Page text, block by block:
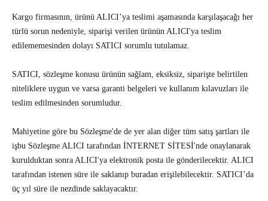
Kargo firmasının, ürünü ALICI’ya teslimi aşamasında karşılaşacağı her
türlü sorun nedeniyle, siparişi verilen ürünün ALICI'ya teslim
edilememesinden dolayı SATICI sorumlu tutulamaz.
SATICI, sözleşme konusu ürünün sağlam, eksiksiz, siparişte belirtilen
niteliklere uygun ve varsa garanti belgeleri ve kullanım kılavuzları ile
teslim edilmesinden sorumludur.
Mahiyetine göre bu Sözleşme'de de yer alan diğer tüm satış şartları ile
işbu Sözleşme ALICI tarafından İNTERNET SİTESİ'nde onaylanarak
kurulduktan sonra ALICI'ya elektronik posta ile gönderilecektir. ALICI
tarafından istenen süre ile saklanıp buradan erişilebilecektir. SATICI’da
üç yıl süre ile nezdinde saklayacaktır.